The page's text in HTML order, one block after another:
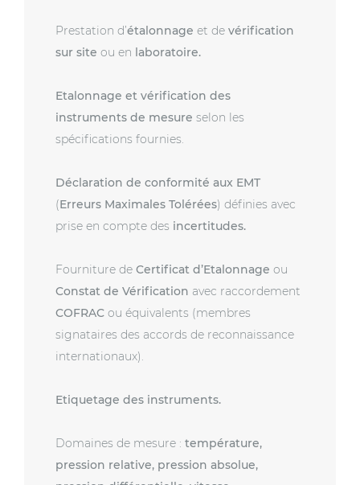
Prestation d’étalonnage et de vérification
sur site ou en laboratoire.
Etalonnage et vérification des
instruments de mesure selon les
spécifications fournies.
Déclaration de conformité aux EMT
(Erreurs Maximales Tolérées) définies avec
prise en compte des incertitudes.
Fourniture de Certificat d’Etalonnage ou
Constat de Vérification avec raccordement
COFRACou équivalents (membres
signataires des accords de reconnaissance
internationaux).
Etiquetage des instruments.
Domaines de mesure : température,
pression relative, pression absolue,